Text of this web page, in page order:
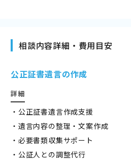
相談内容詳細・費用目安
公正証書遺言の作成
詳細
・公正証書遺言作成支援
・遺言内容の整理・文案作成
・必要書類収集サポート
・公証人との調整代行